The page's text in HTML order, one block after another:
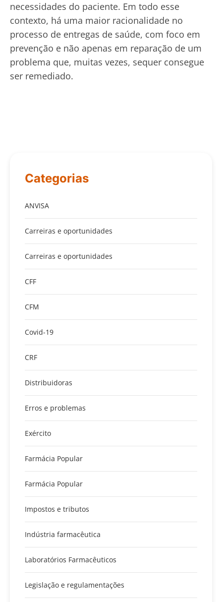
necessidades do paciente. Em todo esse
contexto, há uma maior racionalidade no
processo de entregas de saúde, com foco em
prevenção e não apenas em reparação de um
problema que, muitas vezes, sequer consegue
ser remediado.
Categorias
ANVISA
Carreiras e oportunidades
Carreiras e oportunidades
CFF
CFM
Covid-19
CRF
Distribuidoras
Erros e problemas
Exército
Farmácia Popular
Farmácia Popular
Impostos e tributos
Indústria farmacêutica
Laboratórios Farmacêuticos
Legislação e regulamentações